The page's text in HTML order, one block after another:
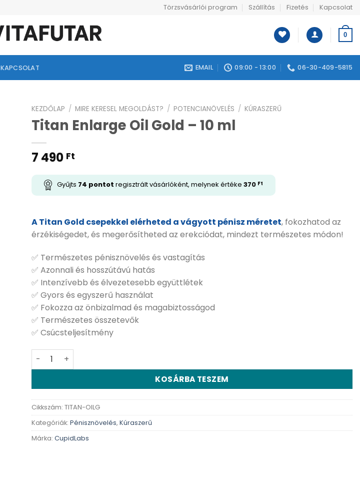
Törzsvásárlói program Szállítás Fizetés Kapcsolat
0
KAPCSOLAT EMAIL 09:00 - 13:00 06-30-409-5815
KEZDŐLAP / MIRE KERESEL MEGOLDÁST? / POTENCIANÖVELÉS / KÚRASZERŰ
Titan Enlarge Oil Gold – 10 ml
7 490 Ft
Gyűjts 74 pontot regisztrált vásárlóként, melynek értéke 370 Ft
A Titan Gold csepekkel elérheted a vágyott pénisz méretet, fokozhatod az
érzékiségedet, és megerősítheted az erekciódat, mindezt természetes módon!
✅ Természetes pénisznövelés és vastagítás
✅ Azonnali és hosszútávú hatás
✅ Intenzívebb és élvezetesebb együttlétek
✅ Gyors és egyszerű használat
✅ Fokozza az önbizalmad és magabiztosságod
✅ Természetes összetevők
✅ Csúcsteljesítmény
Titan Enlarge Oil Gold - 10 ml mennyiség
KOSÁRBA TESZEM
Cikkszám: TITAN-OILG
Kategóriák: Pénisznövelés, Kúraszerű
Márka: CupidLabs